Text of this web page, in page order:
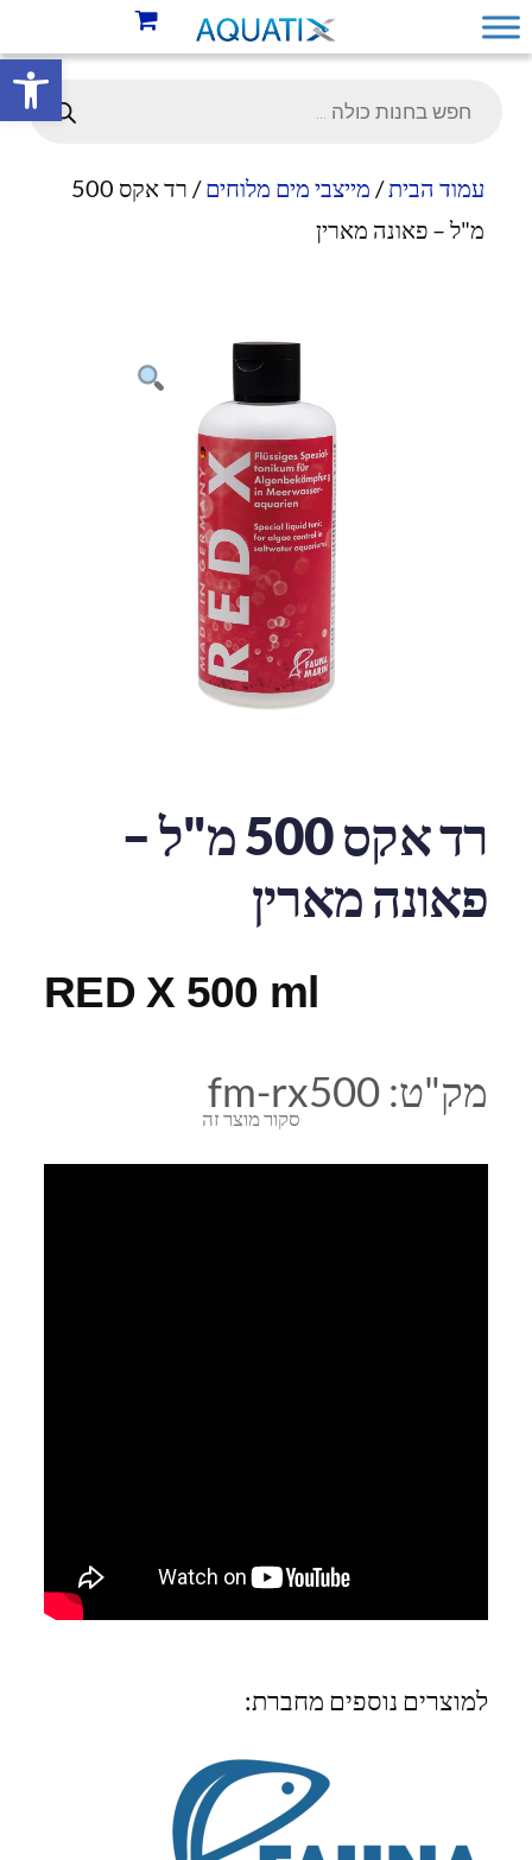
פתח
עמוד הבית/ מייצבי מים מלוחים
/ רד אקס 500
מ"ל – פאונה מארין
רד אקס 500 מ"ל –
פאונה מארין
RED X 500 ml
סקור מוצר זה
מק"ט: fm-rx500
למוצרים נוספים מחברת: